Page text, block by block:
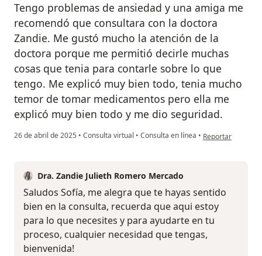
Tengo problemas de ansiedad y una amiga me
recomendó que consultara con la doctora
Zandie. Me gustó mucho la atención de la
doctora porque me permitió decirle muchas
cosas que tenia para contarle sobre lo que
tengo. Me explicó muy bien todo, tenia mucho
temor de tomar medicamentos pero ella me
explicó muy bien todo y me dio seguridad.
26 de abril de 2025 • Consulta virtual • Consulta en línea • en opinión del
Reportar
Dra. Zandie Julieth Romero Mercado
Saludos Sofía, me alegra que te hayas sentido
bien en la consulta, recuerda que aqui estoy
para lo que necesites y para ayudarte en tu
proceso, cualquier necesidad que tengas,
bienvenida!